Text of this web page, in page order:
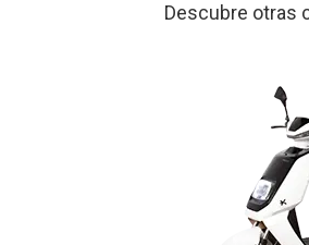
Descubre otras